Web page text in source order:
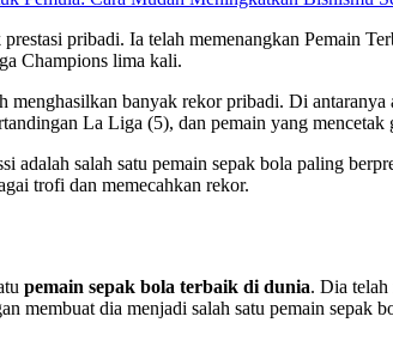
pribadi. Ia telah memenangkan Pemain
Champions lima kali.
menghasilkan banyak rekor pribadi. Di
La Liga (5), dan pemain yang
adalah salah satu pemain sepak bola paling
trofi dan memecahkan rekor.
pemain sepak bola terbaik di dunia. Dia telah
membuat dia menjadi salah satu pemain sepak